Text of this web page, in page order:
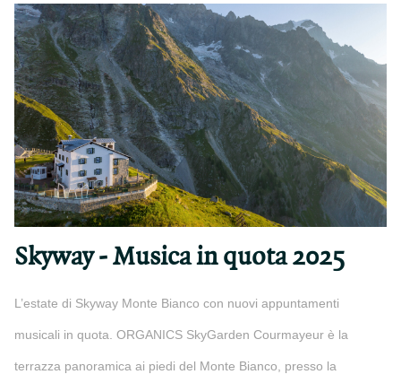
Skyway - Musica in quota 2025
L’estate di Skyway Monte Bianco con nuovi appuntamenti
musicali in quota. ORGANICS SkyGarden Courmayeur è la
terrazza panoramica ai piedi del Monte Bianco, presso la